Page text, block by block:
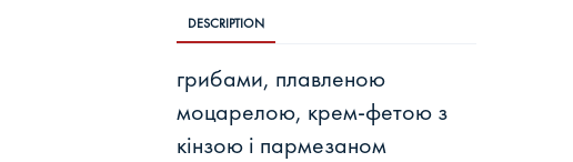
DESCRIPTION
грибами, плавленою
моцарелою, крем-фетою з
кінзою і пармезаном